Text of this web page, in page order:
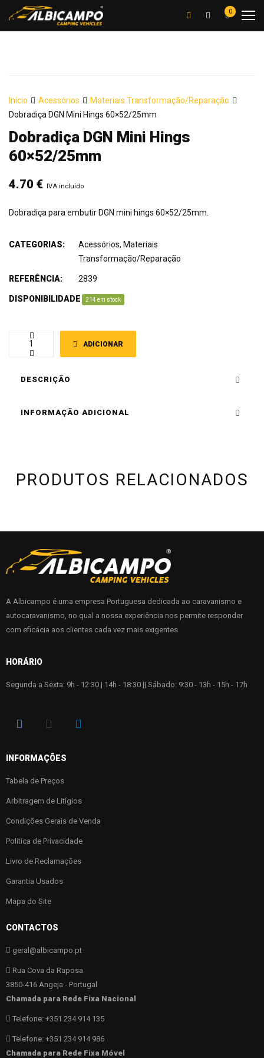
0
Início Acessórios
Materiais Transformação/Reparação
Dobradiça DGN Mini Hings 60×52/25mm
Dobradiça DGN Mini Hings
60×52/25mm
4.70 € IVA incluído
Dobradiça para embutir DGN mini hings 60×52/25mm.
ADICIONAR
CATEGORIAS: Acessórios, Materiais
Transformação/Reparação
REFERÊNCIA: 2839
DISPONIBILIDADE: 214 em stock
DESCRIÇÃO
INFORMAÇÃO ADICIONAL
PRODUTOS RELACIONADOS
A Albicampo é uma empresa Portuguesa dedicada ao caravanismo e
autocaravanismo, no qual a nossa experiência nos permite responder
com eficácia aos clientes cada vez mais exigentes.
HORÁRIO
Segunda a Sexta: 9h - 12:30 | 14h - 18:30 || Sábado: 9:30 - 13h - 15h - 17h
INFORMAÇÕES
Tabela de Preços
Arbitragem de Litígios
Condições Gerais de Venda
Politica de Privacidade
Livro de Reclamações
Garantia Usados
Mapa do Site
CONTACTOS
geral@albicampo.pt
Rua Cova da Raposa
3850-416 Angeja - Portugal
Chamada para Rede Fixa Nacional
Telefone: +351 234 914 135
Telefone: +351 234 914 986
Chamada para Rede Fixa Móvel